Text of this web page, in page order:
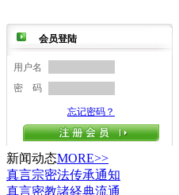
新闻动态MORE>>
真言宗密法传承通知
真言密教諸経典流通